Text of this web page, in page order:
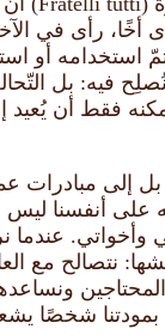
(رقم 103)، لأنّ من
استخدامه أو
فيه: بل
فقط أن يُعيد
بل إلى مبادرات
أنفسنا ليس
وأخواتي.
نتصالح مع
بمودتنا شخصًا